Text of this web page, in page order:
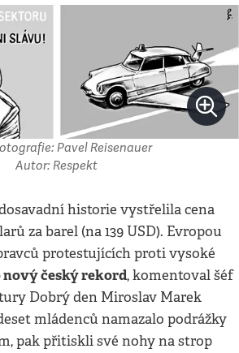
Pavel Reisenauer
Autor: Respekt
historie vystřelila cena
za barel (na 139 USD). Evropou
protestujících proti vysoké
nový český rekord, komentoval šéf
Dobrý den Miroslav Marek
mládenců namazalo podrážky
pak přitiskli své nohy na strop